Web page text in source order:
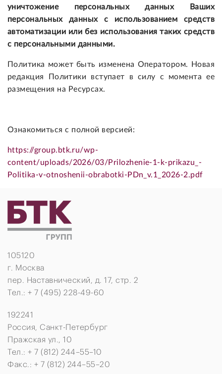
уничтожение персональных данных Ваших
персональных данных с использованием средств
автоматизации или без использования таких средств
с персональными данными.
Политика может быть изменена Оператором. Новая
редакция Политики вступает в силу с момента ее
размещения на Ресурсах.
Ознакомиться с полной версией:
https://group.btk.ru/wp-
content/uploads/2026/03/Prilozhenie-1-k-prikazu_-
Politika-v-otnoshenii-obrabotki-PDn_v.1_2026-2.pdf
105120
г. Москва
пер. Наставнический, д. 17, стр. 2
Тел.: + 7 (495) 228-49-60
192241
Россия, Санкт-Петербург
Пражская ул., 10
Тел.: + 7 (812) 244–55–10
Факс.: + 7 (812) 244–55–20